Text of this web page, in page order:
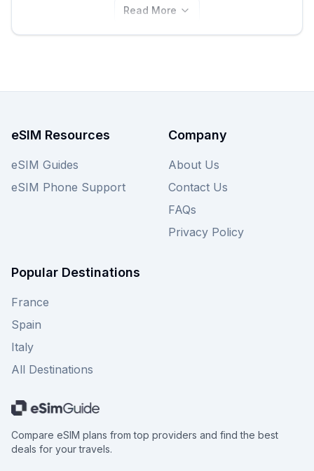
Read More
eSIM Resources
eSIM Guides
eSIM Phone Support
Company
About Us
Contact Us
FAQs
Privacy Policy
Popular Destinations
France
Spain
Italy
All Destinations
Compare eSIM plans from top providers and find the best
deals for your travels.